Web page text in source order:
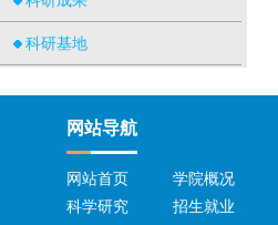
科研基地
网站导航
网站首页 学院概况
科学研究
招生就业